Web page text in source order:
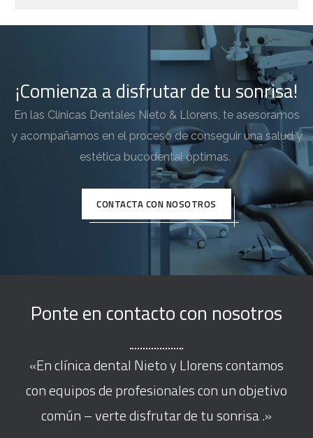
¡Comienza a disfrutar de tu sonrisa!
En las Clínicas Dentales Nieto & Llorens, te asesoramos
y acompañamos en el proceso de conseguir una salud y
estética bucodental óptimas.
CONTACTA CON NOSOTROS
Ponte en contacto con nosotros
«En clínica dental Nieto y Llorens contamos
con equipos de profesionales con un objetivo
común – verte disfrutar de tu sonrisa .»